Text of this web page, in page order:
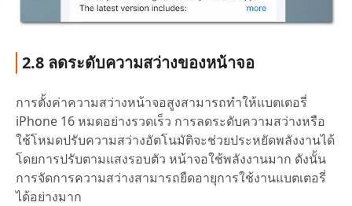
2.8 ลดระดับความสว่างของหน้าจอ
การตั้งค่าความสว่างหน้าจอสูงสามารถทำให้แบตเตอรี่
iPhone 16 หมดอย่างรวดเร็ว การลดระดับความสว่างหรือ
ใช้โหมดปรับความสว่างอัตโนมัติจะช่วยประหยัดพลังงานได้
โดยการปรับตามแสงรอบตัว หน้าจอใช้พลังงานมาก ดังนั้น
การจัดการความสว่างสามารถยืดอายุการใช้งานแบตเตอรี่
ได้อย่างมาก